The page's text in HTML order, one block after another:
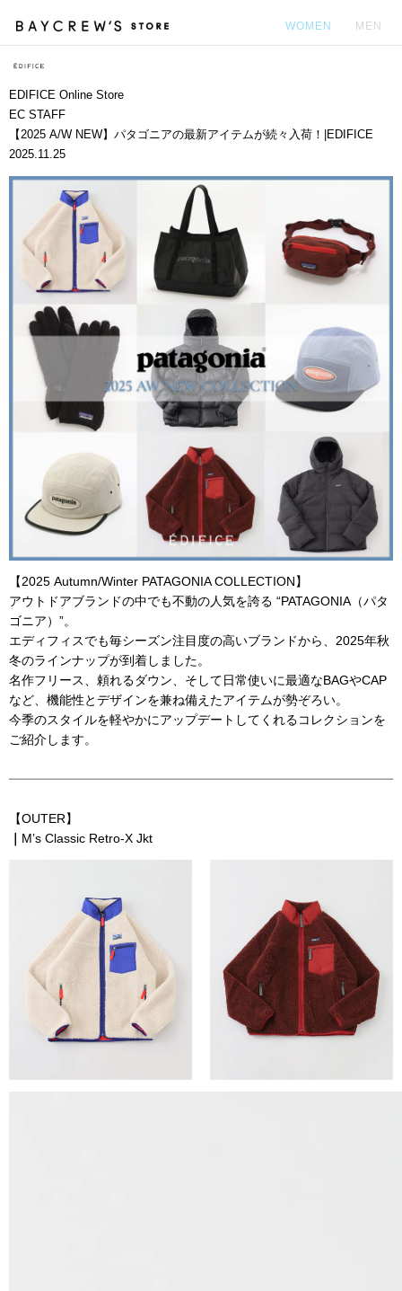
WOMEN MEN
EDIFICE Online Store
EC STAFF
【2025 A/W NEW】パタゴニアの最新アイテムが続々入荷！|EDIFICE
2025.11.25
【2025 Autumn/Winter PATAGONIA COLLECTION】
アウトドアブランドの中でも不動の人気を誇る “PATAGONIA（パタ
ゴニア）”。
エディフィスでも毎シーズン注目度の高いブランドから、2025年秋
冬のラインナップが到着しました。
名作フリース、頼れるダウン、そして日常使いに最適なBAGやCAP
など、機能性とデザインを兼ね備えたアイテムが勢ぞろい。
今季のスタイルを軽やかにアップデートしてくれるコレクションを
ご紹介します。
【OUTER】
M’s Classic Retro-X Jkt